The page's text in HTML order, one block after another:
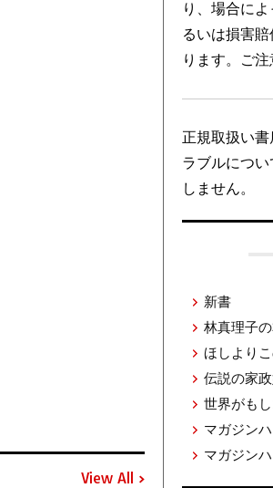
View All
り、場合に
るいは損害
ります。ご注
正規取扱い
ラブルにつ
しません。
新書
林真理子
ほしより
伝説の家
世界がも
マガジン
マガジン